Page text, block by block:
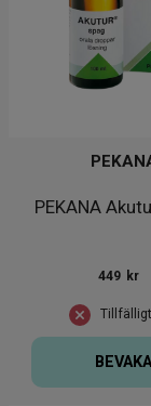
PEKANA
449 kr
BEVAKA